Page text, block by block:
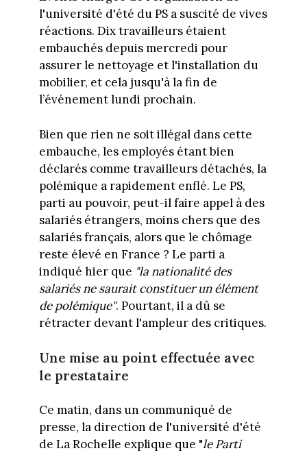
l'université d'été du PS a suscité de vives
réactions. Dix travailleurs étaient
embauchés depuis mercredi pour
assurer le nettoyage et l'installation du
mobilier, et cela jusqu'à la fin de
l’événement lundi prochain.
Bien que rien ne soit illégal dans cette
embauche, les employés étant bien
déclarés comme travailleurs détachés, la
polémique a rapidement enflé. Le PS,
parti au pouvoir, peut-il faire appel à des
salariés étrangers, moins chers que des
salariés français, alors que le chômage
reste élevé en France ? Le parti a
indiqué hier que "la nationalité des
salariés ne saurait constituer un élément
de polémique". Pourtant, il a dû se
rétracter devant l'ampleur des critiques.
Une mise au point effectuée avec
le prestataire
Ce matin, dans un communiqué de
presse, la direction de l'université d'été
de La Rochelle explique que "le Parti